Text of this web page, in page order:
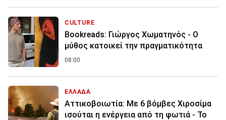
CULTURE
Bookreads: Γιώργος Χωματηνός - Ο
μύθος κατοικεί την πραγματικότητα
08:00
ΕΛΛΑΔΑ
Αττικοβοιωτία: Με 6 βόμβες Χιροσίμα
ισούται η ενέργεια από τη φωτιά - Το